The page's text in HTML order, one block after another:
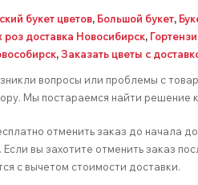
букет цветов, Большой букет,
доставка Новосибирск,
,Заказать цветы с
вопросы или проблемы с
Мы постараемся найти решение
отменить заказ до начала
Если вы захотите отменить заказ
с вычетом стоимости доставки.